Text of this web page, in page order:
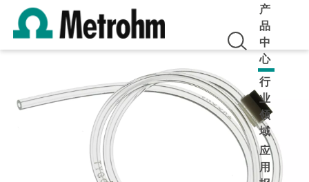
产
品
中
心
行
业
领
域
应
用